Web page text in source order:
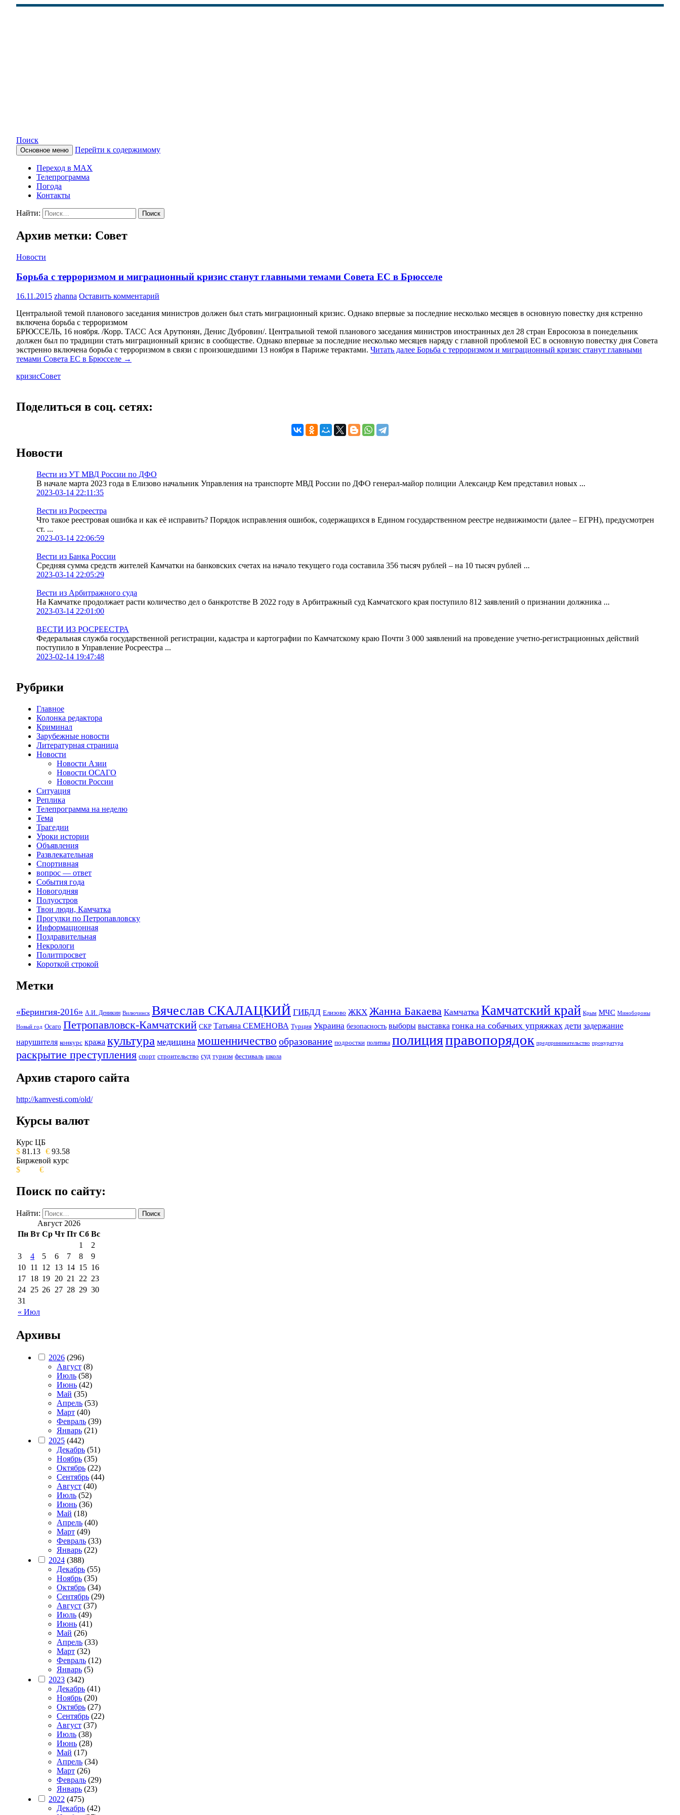
КАМЧАТСКОЕ ИНФОРМАЦИОННОЕ АГЕНТСТВО (КИА «ВЕСТИ»)
Поиск
Основное меню Перейти к содержимому
Переход в MAX
Телепрограмма
Погода
Контакты
Найти:
Архив метки: Совет
Новости
Борьба с терроризмом и миграционный кризис станут главными темами Совета ЕС в Брюсселе
16.11.2015 zhanna Оставить комментарий
Центральной темой планового заседания министров должен был стать миграционный кризис. Однако впервые за последние несколько месяцев в основную повестку дня кстренно
включена борьба с терроризмом
БРЮССЕЛЬ, 16 ноября. /Корр. ТАСС Ася Арутюнян, Денис Дубровин/. Центральной темой планового заседания министров иностранных дел 28 стран Евросоюза в понедельник
должен был по традиции стать миграционный кризис в сообществе. Однако впервые за последние несколько месяцев наряду с главной проблемой ЕС в основную повестку дня Совета
экстренно включена борьба с терроризмом в связи с произошедшими 13 ноября в Париже терактами. Читать далее Борьба с терроризмом и миграционный кризис станут главными
темами Совета ЕС в Брюсселе →
кризисСовет
Поделиться в соц. сетях:
Новости
Вести из УТ МВД России по ДФО
В начале марта 2023 года в Елизово начальник Управления на транспорте МВД России по ДФО генерал-майор полиции Александр Кем представил новых ...
2023-03-14 22:11:35
Вести из Росреестра
Что такое реестровая ошибка и как её исправить? Порядок исправления ошибок, содержащихся в Едином государственном реестре недвижимости (далее – ЕГРН), предусмотрен
ст. ...
2023-03-14 22:06:59
Вести из Банка России
Средняя сумма средств жителей Камчатки на банковских счетах на начало текущего года составила 356 тысяч рублей – на 10 тысяч рублей ...
2023-03-14 22:05:29
Вести из Арбитражного суда
На Камчатке продолжает расти количество дел о банкротстве В 2022 году в Арбитражный суд Камчатского края поступило 812 заявлений о признании должника ...
2023-03-14 22:01:00
ВЕСТИ ИЗ РОСРЕЕСТРА
Федеральная служба государственной регистрации, кадастра и картографии по Камчатскому краю Почти 3 000 заявлений на проведение учетно-регистрационных действий
поступило в Управление Росреестра ...
2023-02-14 19:47:48
Рубрики
Главное
Колонка редактора
Криминал
Зарубежные новости
Литературная страница
Новости
Новости Азии
Новости ОСАГО
Новости России
Ситуация
Реплика
Телепрограмма на неделю
Тема
Трагедии
Уроки истории
Объявления
Развлекательная
Спортивная
вопрос — ответ
События года
Новогодняя
Полуостров
Твои люди, Камчатка
Прогулки по Петропавловску
Информационная
Поздравительная
Некрологи
Политпросвет
Короткой строкой
Метки
«Берингия-2016» А.И. Деникин Вилючинск Вячеслав СКАЛАЦКИЙ ГИБДД Елизово ЖКХ Жанна Бакаева Камчатка Камчатский край Крым МЧС Минобороны
Новый год Осаго Петропавловск-Камчатский СКР Татьяна СЕМЕНОВА Турция Украина безопасность выборы выставка гонка на собачьих упряжках дети задержание
нарушителя конкурс кража культура медицина мошенничество образование подростки политика полицияправопорядок предпринимательство прокуратура
раскрытие преступления спорт строительство суд туризм фестиваль школа
Архив старого сайта
http://kamvesti.com/old/
ОБЩЕСТВЕННО-ПОЛИТИЧЕСКОЕ ИЗДАНИЕ КАМЧАТСКОГО КРАЯ.
Курсы валют
Курс ЦБ
$ 81.13 € 93.58
Биржевой курс
$
€
Поиск по сайту:
Найти:
Август 2026
Пн Вт Ср Чт Пт Сб Вс
« Июл
1
2
3
4 5 6 7 8
9
10 11 12 13 14 15 16
17 18 19 20 21 22 23
24 25 26 27 28 29 30
31
Архивы
2026 (296)
Август (8)
Июль (58)
Июнь (42)
Май (35)
Апрель (53)
Март (40)
Февраль (39)
Январь (21)
2025 (442)
Декабрь (51)
Ноябрь (35)
Октябрь (22)
Сентябрь (44)
Август (40)
Июль (52)
Июнь (36)
Май (18)
Апрель (40)
Март (49)
Февраль (33)
Январь (22)
2024 (388)
Декабрь (55)
Ноябрь (35)
Октябрь (34)
Сентябрь (29)
Август (37)
Июль (49)
Июнь (41)
Май (26)
Апрель (33)
Март (32)
Февраль (12)
Январь (5)
2023 (342)
Декабрь (41)
Ноябрь (20)
Октябрь (27)
Сентябрь (22)
Август (37)
Июль (38)
Июнь (28)
Май (17)
Апрель (34)
Март (26)
Февраль (29)
Январь (23)
2022 (475)
Декабрь (42)